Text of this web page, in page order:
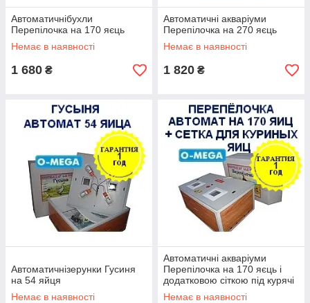
Автоматичнібухли
Перепілочка на 170 яєць
Немає в наявності
1 680 ₴
Автоматичні акваріуми
Перепілочка на 270 яєць
Немає в наявності
1 820 ₴
Автоматичнізерунки Гусиня
на 54 яйця
Немає в наявності
Автоматичні акваріуми
Перепілочка на 170 яєць і
додатковою сіткою під курячі
яйця
Немає в наявності